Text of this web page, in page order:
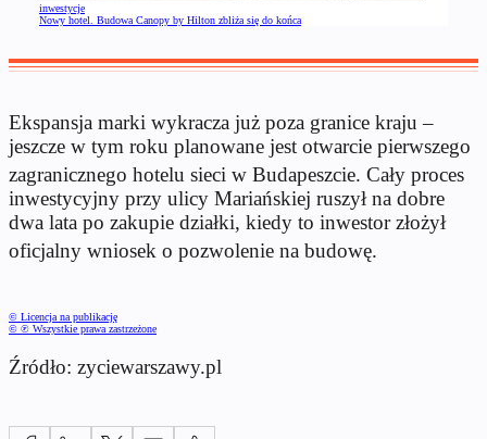
inwestycje
Nowy hotel. Budowa Canopy by Hilton zbliża się do końca
Ekspansja marki wykracza już poza granice kraju –
jeszcze w tym roku planowane jest otwarcie pierwszego
zagranicznego hotelu sieci w Budapeszcie. Cały proces
inwestycyjny przy ulicy Mariańskiej ruszył na dobre
dwa lata po zakupie działki, kiedy to inwestor złożył
oficjalny wniosek o pozwolenie na budowę.
© Licencja na publikację
© ℗ Wszystkie prawa zastrzeżone
Źródło: zyciewarszawy.pl